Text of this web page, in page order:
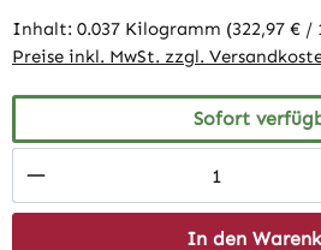
Inhalt: 0.037 Kilogramm (322,97 €
Preise inkl. MwSt. zzgl.
Sofort
Produkt Anzahl: Gib
In den